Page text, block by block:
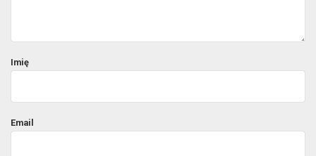
Imię
Email